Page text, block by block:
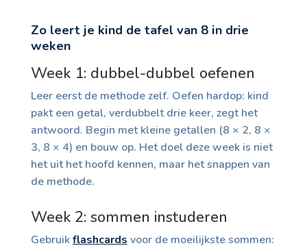
Zo leert je kind de tafel van 8 in drie
weken
Week 1: dubbel-dubbel oefenen
Leer eerst de methode zelf. Oefen hardop: kind
pakt een getal, verdubbelt drie keer, zegt het
antwoord. Begin met kleine getallen (8 × 2, 8 ×
3, 8 × 4) en bouw op. Het doel deze week is niet
het uit het hoofd kennen, maar het snappen van
de methode.
Week 2: sommen instuderen
Gebruikflashcards voor de moeilijkste sommen: